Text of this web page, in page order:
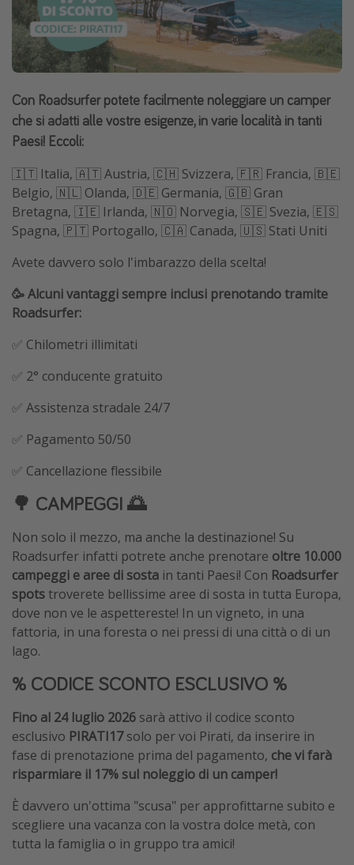
Con Roadsurfer potete facilmente noleggiare un camper
che si adatti alle vostre esigenze, in varie località in tanti
Paesi! Eccoli:
🇮🇹 Italia, 🇦🇹 Austria, 🇨🇭 Svizzera, 🇫🇷 Francia, 🇧🇪
Belgio, 🇳🇱 Olanda, 🇩🇪 Germania, 🇬🇧 Gran
Bretagna, 🇮🇪 Irlanda, 🇳🇴 Norvegia, 🇸🇪 Svezia, 🇪🇸
Spagna, 🇵🇹 Portogallo, 🇨🇦 Canada, 🇺🇸 Stati Uniti
Avete davvero solo l'imbarazzo della scelta!
🥳 Alcuni vantaggi sempre inclusi prenotando tramite
Roadsurfer:
✅ Chilometri illimitati
✅ 2° conducente gratuito
✅ Assistenza stradale 24/7
✅ Pagamento 50/50
✅ Cancellazione flessibile
🌳 CAMPEGGI 🌅
Non solo il mezzo, ma anche la destinazione! Su
Roadsurfer infatti potrete anche prenotare oltre 10.000
campeggi e aree di sosta in tanti Paesi! Con Roadsurfer
spots troverete bellissime aree di sosta in tutta Europa,
dove non ve le aspettereste! In un vigneto, in una
fattoria, in una foresta o nei pressi di una città o di un
lago.
% CODICE SCONTO ESCLUSIVO %
Fino al 24 luglio 2026 sarà attivo il codice sconto
esclusivo PIRATI17solo per voi Pirati, da inserire in
fase di prenotazione prima del pagamento, che vi farà
risparmiare il 17% sul noleggio di un camper!
È davvero un'ottima "scusa" per approfittarne subito e
scegliere una vacanza con la vostra dolce metà, con
tutta la famiglia o in gruppo tra amici!